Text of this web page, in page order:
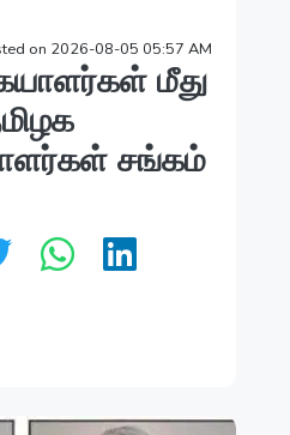
on 2026-08-05 05:57 AM
மீது
சங்கம்